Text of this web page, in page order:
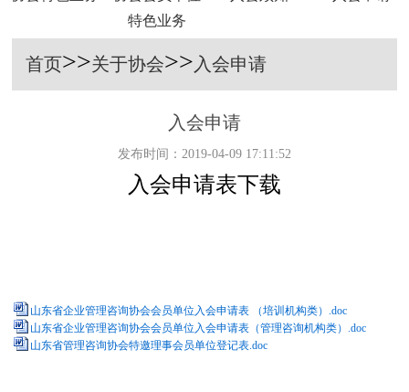
特色业务
首页>>关于协会>>入会申请
入会申请
发布时间：2019-04-09 17:11:52
入会申请表下载
山东省企业管理咨询协会会员单位入会申请表 （培训机构类）.doc
山东省企业管理咨询协会会员单位入会申请表（管理咨询机构类）.doc
山东省管理咨询协会特邀理事会员单位登记表.doc